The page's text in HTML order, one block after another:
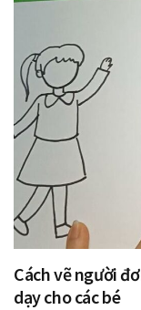
Cách vẽ người
dạy cho các bé